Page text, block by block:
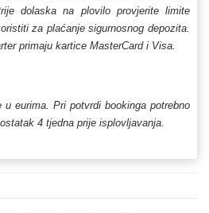
dolaska na plovilo provjerite limite
za plaćanje sigurnosnog depozita.
primaju kartice MasterCard i Visa.
eurima. Pri potvrdi bookinga potrebno
4 tjedna prije isplovljavanja.